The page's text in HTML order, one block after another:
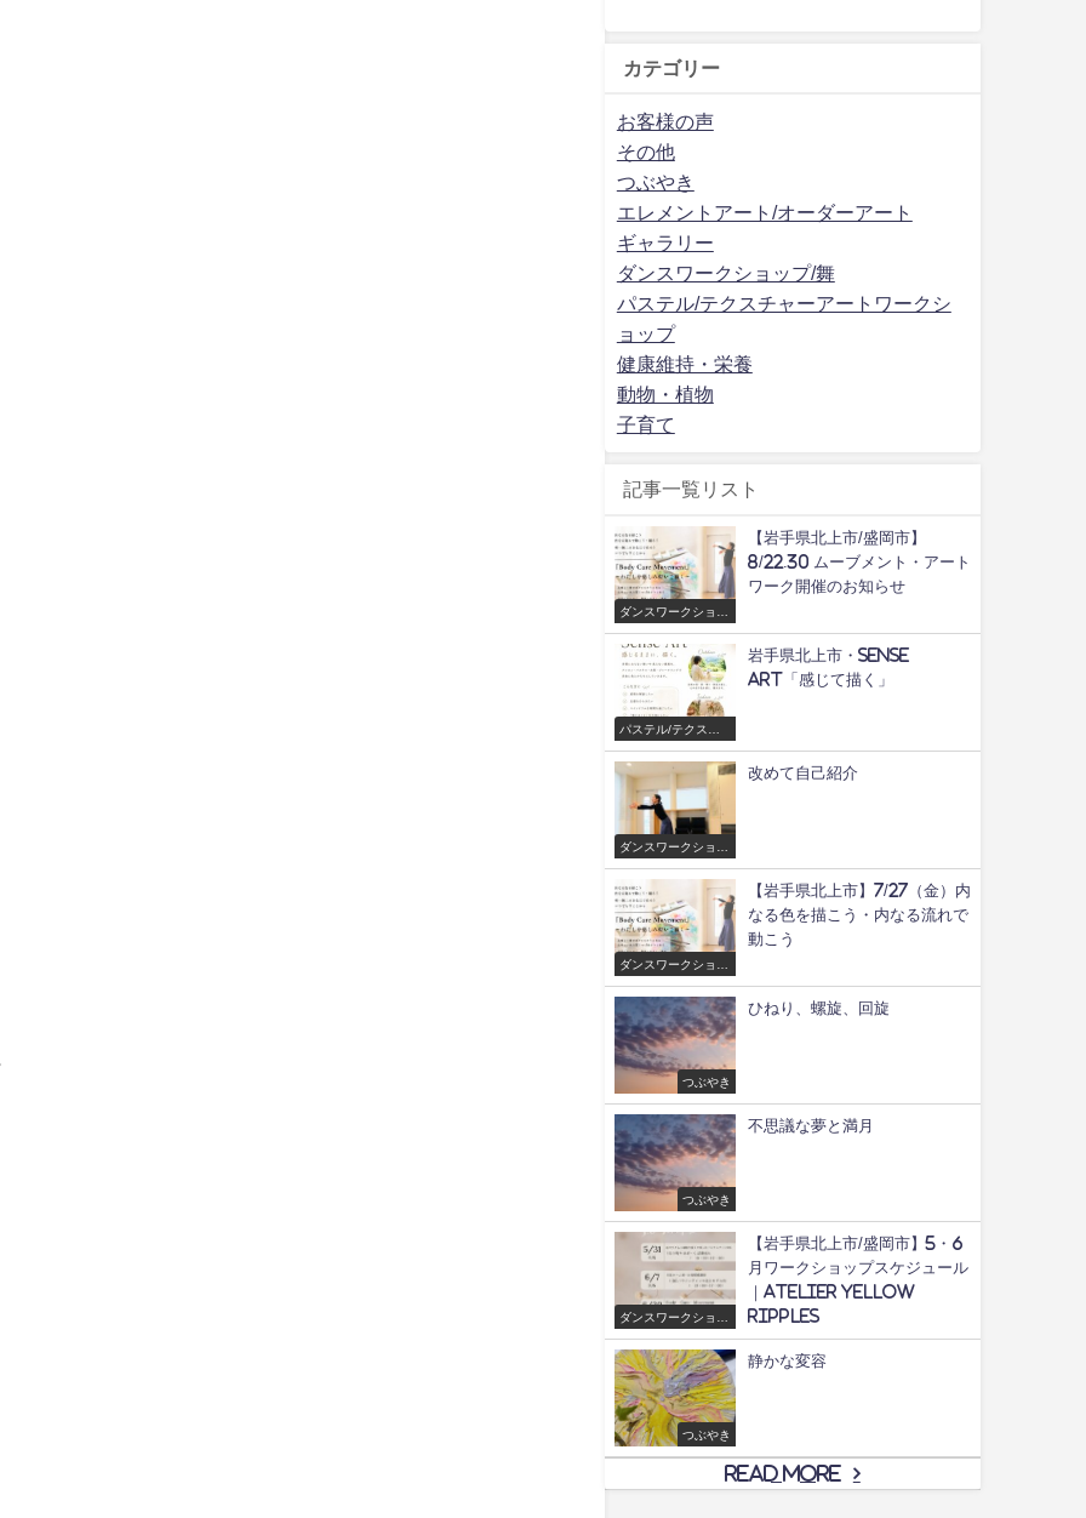
カテゴリー
お客様の声
その他
つぶやき
エレメントアート/オーダーアート
ギャラリー
ダンスワークショップ/舞
パステル/テクスチャーアートワークシ
ョップ
健康維持・栄養
動物・植物
子育て
記事一覧リスト
ダンスワークショッ
プ/舞
【岩手県北上市/盛岡市】
8/22.30 ムーブメント・アート
ワーク開催のお知らせ
パステル/テクスチ
ャーアートワークシ
ョップ
岩手県北上市・Sense
Art「感じて描く」
ダンスワークショッ
プ/舞
改めて自己紹介
ダンスワークショッ
プ/舞
【岩手県北上市】7/27（金）内
なる色を描こう・内なる流れで
動こう
つぶやき
ひねり、螺旋、回旋
つぶやき
不思議な夢と満月
ダンスワークショッ
プ/舞
【岩手県北上市/盛岡市】5・6
月ワークショップスケジュール
｜Atelier yellow
ripples
つぶやき
静かな変容
Read More